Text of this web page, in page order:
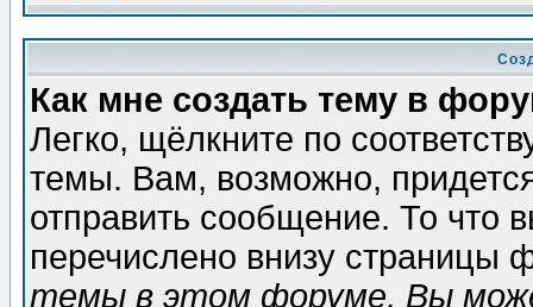
Как мне создать тему в
Легко, щёлкните по
темы. Вам, возможно,
отправить сообщение. То что
перечислено внизу страницы
темы в этом форуме, Вы